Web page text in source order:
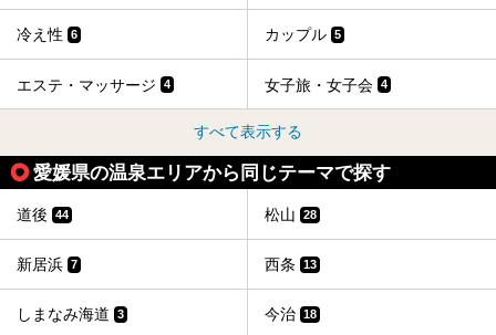
冷え性 6 カップル 5
エステ・マッサージ 4 女子旅・女子会 4
すべて表示する
愛媛県の温泉エリアから同じテーマで探す
道後 44 松山 28
新居浜 7 西条 13
しまなみ海道 3 今治 18